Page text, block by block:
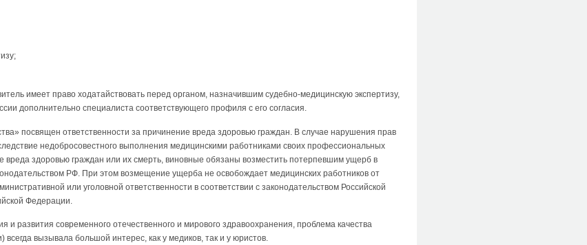
имеет право ходатайствовать перед органом, назначившим судебно-медицинскую экспертизу,
дополнительно специалиста соответствующего профиля с его согласия.
посвящен ответственности за причинение вреда здоровью граждан. В случае нарушения прав
недобросовестного выполнения медицинскими работниками своих профессиональных
вреда здоровью граждан или их смерть, виновные обязаны возместить потерпевшим ущерб в
РФ. При этом возмещение ущерба не освобождает медицинских работников от
или уголовной ответственности в соответствии с законодательством Российской
Федерации.
и развития современного отечественного и мирового здравоохранения, проблема качества
вызывала большой интерес, как у медиков, так и у юристов.